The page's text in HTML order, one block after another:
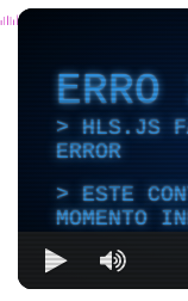
ERRO
HLS.JS
ERROR
ESTE
MOMENTO